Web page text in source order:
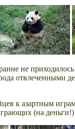
не
отвлеченными
к азартным
(на